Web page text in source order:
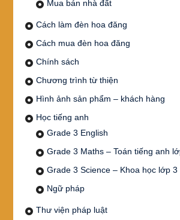
Mua bán nhà đất
Cách làm đèn hoa đăng
Cách mua đèn hoa đăng
Chính sách
Chương trình từ thiện
Hình ảnh sản phẩm – khách hàng
Học tiếng anh
Grade 3 English
Grade 3 Maths – Toán tiếng anh
Grade 3 Science – Khoa học lớp 3
Ngữ pháp
Thư viện pháp luật